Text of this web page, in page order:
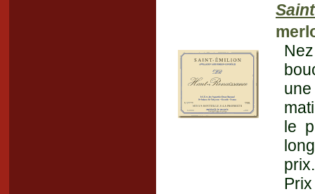
le